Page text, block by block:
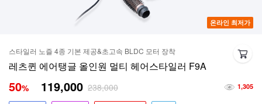
온라인 최저가
스타일러 노즐 4종 기본 제공&초고속 BLDC 모터 장착
레츠퀸 에어탱글 올인원 멀티 헤어스타일러 F9A
1,305
50% 119,000 238,000